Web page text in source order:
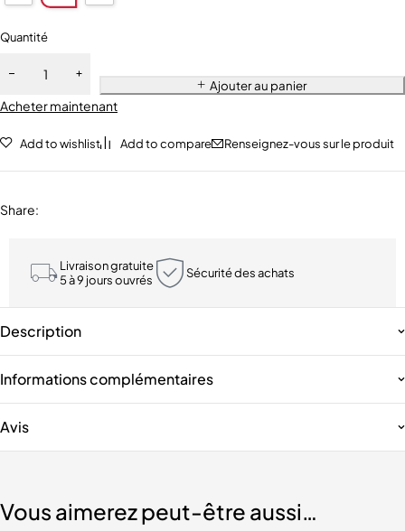
Quantité
Ajouter au panier
Acheter maintenant
Add to wishlist Add to compare Renseignez-vous sur le produit
Share:
Livraison gratuite
5 à 9 jours ouvrés
Sécurité des achats
Description
Informations complémentaires
Avis
Vous aimerez peut-être aussi…